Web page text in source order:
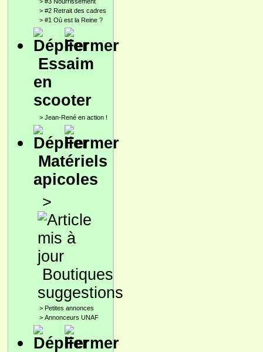
> #2 Retrait des cadres
> #1 Où est la Reine ?
Essaim
en
scooter
> Jean-René en action !
Matériels
apicoles
>
Boutiques
suggestions
> Petites annonces
> Annonceurs UNAF